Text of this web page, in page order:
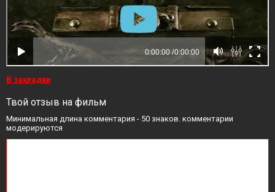
В закладки
Твой отзыв на фильм
Минимальная длина комментария - 50 знаков. комментарии
модерируются